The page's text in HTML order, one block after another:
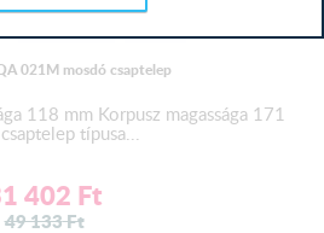
021M mosdó csaptelep
118 mm Korpusz magassága 171
típusa...
402 Ft
49 133Ft